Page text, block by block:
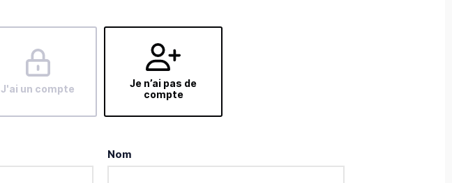
J'ai un compte
Je n’ai pas de
compte
Nom